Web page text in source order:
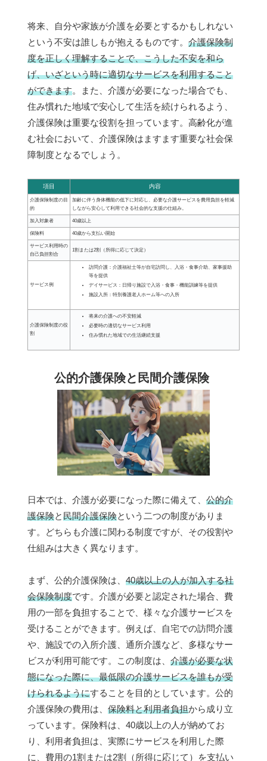
将来、自分や家族が介護を必要とするかもしれない
という不安は誰しもが抱えるものです。 介護保険制
度を正しく理解することで、こうした不安を和ら
げ、いざという時に適切なサービスを利用すること
ができます。また、介護が必要になった場合でも、
住み慣れた地域で安心して生活を続けられるよう、
介護保険は重要な役割を担っています。高齢化が進
む社会において、介護保険はますます重要な社会保
障制度となるでしょう。
項目 内容
介護保険制度の目
的
加齢に伴う身体機能の低下に対応し、必要な介護サービスを費用負担を軽減
しながら安心して利用できる社会的な支援の仕組み。
加入対象者 40歳以上
保険料 40歳から支払い開始
サービス利用時の
自己負担割合
1割または2割（所得に応じて決定）
サービス例
訪問介護：介護福祉士等が自宅訪問し、入浴・食事介助、家事援助
等を提供
デイサービス：日帰り施設で入浴・食事・機能訓練等を提供
施設入所：特別養護老人ホーム等への入所
介護保険制度の役
割
将来の介護への不安軽減
必要時の適切なサービス利用
住み慣れた地域での生活継続支援
公的介護保険と民間介護保険
日本では、介護が必要になった際に備えて、 公的介
護保険と民間介護保険という二つの制度がありま
す。どちらも介護に関わる制度ですが、その役割や
仕組みは大きく異なります。
まず、公的介護保険は、 40歳以上の人が加入する社
会保険制度です。介護が必要と認定された場合、費
用の一部を負担することで、様々な介護サービスを
受けることができます。例えば、自宅での訪問介護
や、施設での入所介護、通所介護など、多様なサー
ビスが利用可能です。この制度は、 介護が必要な状
態になった際に、最低限の介護サービスを誰もが受
けられるようにすることを目的としています。公的
介護保険の費用は、 保険料と利用者負担から成り立
っています。保険料は、40歳以上の人が納めてお
り、利用者負担は、実際にサービスを利用した際
に、費用の1割または2割（所得に応じて）を支払い